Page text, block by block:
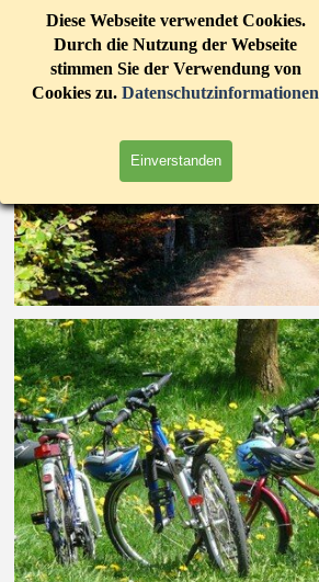
Diese Webseite verwendet Cookies.
Durch die Nutzung der Webseite
stimmen Sie der Verwendung von
Cookies zu. Datenschutzinformationen
Einverstanden